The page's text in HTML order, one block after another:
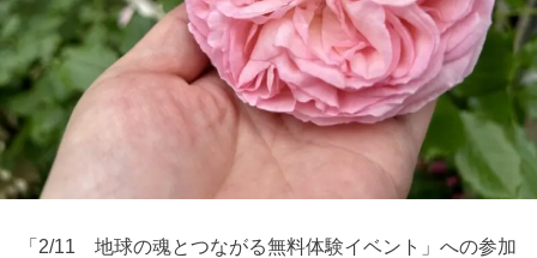
「2/11 地球の魂とつながる無料体験イベント」への参加